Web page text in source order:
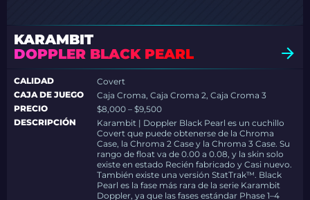
KARAMBIT
DOPPLER BLACK PEARL
CALIDAD
Covert
CAJA DE JUEGO
Caja Croma, Caja Croma 2, Caja Croma 3
PRECIO
$8,000 – $9,500
DESCRIPCIÓN
Karambit | Doppler Black Pearl es un cuchillo
Covert que puede obtenerse de la Chroma
Case, la Chroma 2 Case y la Chroma 3 Case. Su
rango de float va de 0.00 a 0.08, y la skin solo
existe en estado Recién fabricado y Casi nuevo.
También existe una versión StatTrak™. Black
Pearl es la fase más rara de la serie Karambit
Doppler, ya que las fases estándar Phase 1–4